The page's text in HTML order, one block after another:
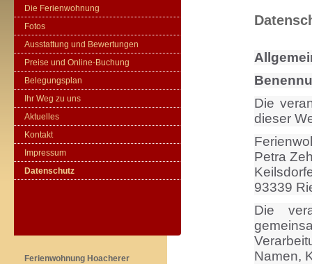
Die
dieser
Petra
93339
Die
Namen,
Die Ferienwohnung
Fotos
Ausstattung und Bewertungen
Preise und Online-Buchung
Belegungsplan
Ihr Weg zu uns
Aktuelles
Kontakt
Impressum
Datenschutz
Ferienwohnung Hoacherer